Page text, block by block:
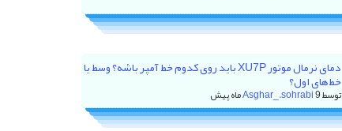
دمای نرمال موتور XU7P باید روی کدوم خط آمپر باشه؟ وسط یا
خط‌های اول؟
توسط Asghar_.sohrabi9 ماه پیش